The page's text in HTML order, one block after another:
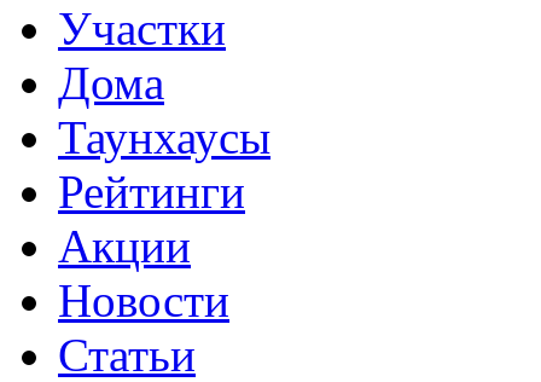
Участки
Дома
Таунхаусы
Рейтинги
Акции
Новости
Статьи